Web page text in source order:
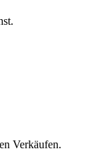
Verkäufen.